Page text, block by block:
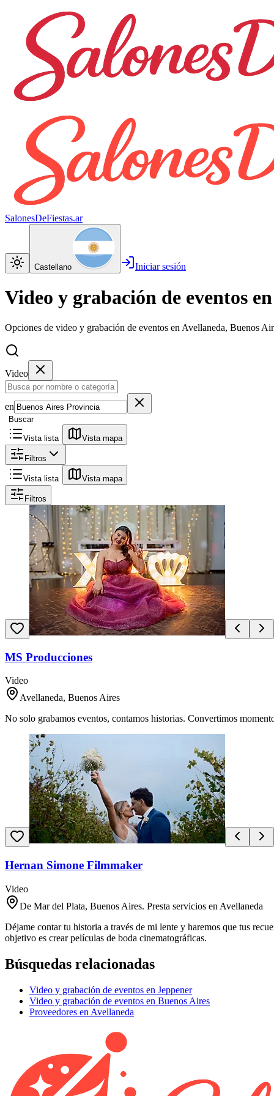
SalonesDeFiestas.ar
Castellano Iniciar sesión
Video y grabación de eventos
Opciones de video y grabación de eventos en Avellaneda, Buenos
Video
en
Buscar
Vista lista Vista mapa
Filtros
Vista lista Vista mapa
Filtros
MS Producciones
Video
Avellaneda, Buenos Aires
No solo grabamos eventos, contamos historias. Convertimos
Hernan Simone Filmmaker
Video
De Mar del Plata, Buenos Aires. Presta servicios en Avellaneda
Déjame contar tu historia a través de mi lente y haremos que tus
objetivo es crear películas de boda cinematográficas.
Búsquedas relacionadas
Video y grabación de eventos en Jeppener
Video y grabación de eventos en Buenos Aires
Proveedores en Avellaneda